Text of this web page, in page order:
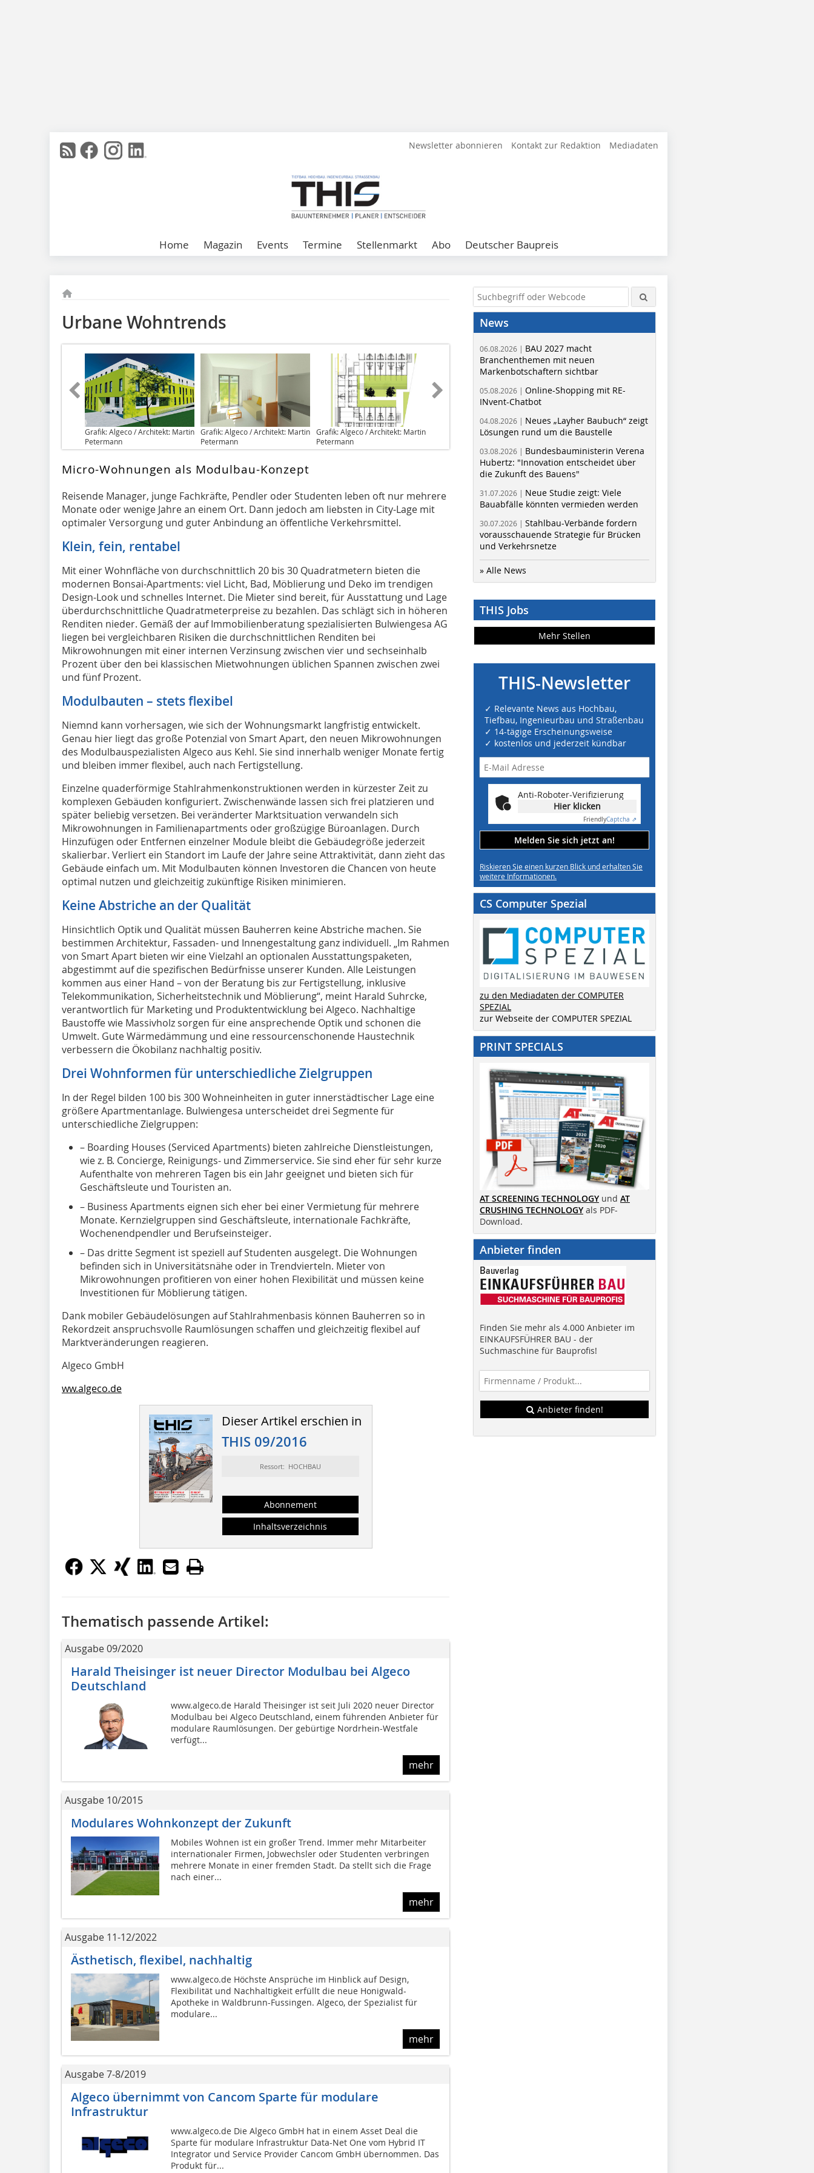
Newsletter abonnieren Kontakt zur Redaktion Mediadaten
Home Magazin Events Termine Stellenmarkt Abo Deutscher Baupreis
Urbane Wohntrends
Grafik: Algeco / Architekt: Martin
Petermann
Grafik: Algeco / Architekt: Martin
Petermann
Grafik: Algeco / Architekt: Martin
Petermann
Micro-Wohnungen als Modulbau-Konzept
Reisende Manager, junge Fachkräfte, Pendler oder Studenten leben oft nur mehrere
Monate oder wenige Jahre an einem Ort. Dann jedoch am liebsten in City-Lage mit
optimaler Versorgung und guter Anbindung an öffentliche Verkehrsmittel.
Klein, fein, rentabel
Mit einer Wohnfläche von durchschnittlich 20 bis 30 Quadratmetern bieten die
modernen Bonsai-Apartments: viel Licht, Bad, Möblierung und Deko im trendigen
Design-Look und schnelles Internet. Die Mieter sind bereit, für Ausstattung und Lage
überdurchschnittliche Quadratmeterpreise zu bezahlen. Das schlägt sich in höheren
Renditen nieder. Gemäß der auf Immobilienberatung spezialisierten Bulwiengesa AG
liegen bei vergleichbaren Risiken die durchschnittlichen Renditen bei
Mikrowohnungen mit einer internen Verzinsung zwischen vier und sechseinhalb
Prozent über den bei klassischen Mietwohnungen üblichen Spannen zwischen zwei
und fünf Prozent.
Modulbauten – stets flexibel
Niemnd kann vorhersagen, wie sich der Wohnungsmarkt langfristig entwickelt.
Genau hier liegt das große Potenzial von Smart Apart, den neuen Mikrowohnungen
des Modulbauspezialisten Algeco aus Kehl. Sie sind innerhalb weniger Monate fertig
und bleiben immer flexibel, auch nach Fertigstellung.
Einzelne quaderförmige Stahlrahmenkonstruktionen werden in kürzester Zeit zu
komplexen Gebäuden konfiguriert. Zwischenwände lassen sich frei platzieren und
später beliebig versetzen. Bei veränderter Marktsituation verwandeln sich
Mikrowohnungen in Familienapartments oder großzügige Büroanlagen. Durch
Hinzufügen oder Entfernen einzelner Module bleibt die Gebäudegröße jederzeit
skalierbar. Verliert ein Standort im Laufe der Jahre seine Attraktivität, dann zieht das
Gebäude einfach um. Mit Modulbauten können Investoren die Chancen von heute
optimal nutzen und gleichzeitig zukünftige Risiken minimieren.
Keine Abstriche an der Qualität
Hinsichtlich Optik und Qualität müssen Bauherren keine Abstriche machen. Sie
bestimmen Architektur, Fassaden- und Innengestaltung ganz individuell. „Im Rahmen
von Smart Apart bieten wir eine Vielzahl an optionalen Ausstattungspaketen,
abgestimmt auf die spezifischen Bedürfnisse unserer Kunden. Alle Leistungen
kommen aus einer Hand – von der Beratung bis zur Fertigstellung, inklusive
Telekommunikation, Sicherheitstechnik und Möblierung“, meint Harald Suhrcke,
verantwortlich für Marketing und Produktentwicklung bei Algeco. Nachhaltige
Baustoffe wie Massivholz sorgen für eine ansprechende Optik und schonen die
Umwelt. Gute Wärmedämmung und eine ressourcenschonende Haustechnik
verbessern die Ökobilanz nachhaltig positiv.
Drei Wohnformen für unterschiedliche Zielgruppen
In der Regel bilden 100 bis 300 Wohneinheiten in guter innerstädtischer Lage eine
größere Apartmentanlage. Bulwiengesa unterscheidet drei Segmente für
unterschiedliche Zielgruppen:
– Boarding Houses (Serviced Apartments) bieten zahlreiche Dienstleistungen,
wie z. B. Concierge, Reinigungs- und Zimmerservice. Sie sind eher für sehr kurze
Aufenthalte von mehreren Tagen bis ein Jahr geeignet und bieten sich für
Geschäftsleute und Touristen an.
– Business Apartments eignen sich eher bei einer Vermietung für mehrere
Monate. Kernzielgruppen sind Geschäftsleute, internationale Fachkräfte,
Wochenendpendler und Berufseinsteiger.
– Das dritte Segment ist speziell auf Studenten ausgelegt. Die Wohnungen
befinden sich in Universitätsnähe oder in Trendvierteln. Mieter von
Mikrowohnungen profitieren von einer hohen Flexibilität und müssen keine
Investitionen für Möblierung tätigen.
Dank mobiler Gebäudelösungen auf Stahlrahmenbasis können Bauherren so in
Rekordzeit anspruchsvolle Raumlösungen schaffen und gleichzeitig flexibel auf
Marktveränderungen reagieren.
Algeco GmbH
ww.algeco.de
Dieser Artikel erschien in
THIS 09/2016
Ressort: HOCHBAU
Abonnement
Inhaltsverzeichnis
Thematisch passende Artikel:
Ausgabe 09/2020
Harald Theisinger ist neuer Director Modulbau bei Algeco
Deutschland
www.algeco.de Harald Theisinger ist seit Juli 2020 neuer Director
Modulbau bei Algeco Deutschland, einem führenden Anbieter für
modulare Raumlösungen. Der gebürtige Nordrhein-Westfale
verfügt...
mehr
Ausgabe 10/2015
Modulares Wohnkonzept der Zukunft
Mobiles Wohnen ist ein großer Trend. Immer mehr Mitarbeiter
internationaler Firmen, Jobwechsler oder Studenten verbringen
mehrere Monate in einer fremden Stadt. Da stellt sich die Frage
nach einer...
mehr
Ausgabe 11-12/2022
Ästhetisch, flexibel, nachhaltig
www.algeco.de Höchste Ansprüche im Hinblick auf Design,
Flexibilität und Nachhaltigkeit erfüllt die neue Honigwald-
Apotheke in Waldbrunn-Fussingen. Algeco, der Spezialist für
modulare...
mehr
Ausgabe 7-8/2019
Algeco übernimmt von Cancom Sparte für modulare
Infrastruktur
www.algeco.de Die Algeco GmbH hat in einem Asset Deal die
Sparte für modulare Infrastruktur Data-Net One vom Hybrid IT
Integrator und Service Provider Cancom GmbH übernommen. Das
Produkt für...
News
06.08.2026 | BAU 2027 macht
Branchenthemen mit neuen
Markenbotschaftern sichtbar
05.08.2026 | Online-Shopping mit RE-
INvent-Chatbot
04.08.2026 | Neues „Layher Baubuch“ zeigt
Lösungen rund um die Baustelle
03.08.2026 | Bundesbauministerin Verena
Hubertz: "Innovation entscheidet über
die Zukunft des Bauens"
31.07.2026 | Neue Studie zeigt: Viele
Bauabfälle könnten vermieden werden
30.07.2026 | Stahlbau-Verbände fordern
vorausschauende Strategie für Brücken
und Verkehrsnetze
» Alle News
THIS Jobs
Mehr Stellen
THIS-Newsletter
✓ Relevante News aus Hochbau,
Tiefbau, Ingenieurbau und Straßenbau
✓ 14-tägige Erscheinungsweise
✓ kostenlos und jederzeit kündbar
Anti-Roboter-Verifizierung
Hier klicken
FriendlyCaptcha ⇗
Melden Sie sich jetzt an!
Riskieren Sie einen kurzen Blick und erhalten Sie
weitere Informationen.
CS Computer Spezial
zu den Mediadaten der COMPUTER
SPEZIAL
zur Webseite der COMPUTER SPEZIAL
PRINT SPECIALS
AT SCREENING TECHNOLOGY und AT
CRUSHING TECHNOLOGY als PDF-
Download.
Anbieter finden
Finden Sie mehr als 4.000 Anbieter im
EINKAUFSFÜHRER BAU - der
Suchmaschine für Bauprofis!
Anbieter finden!